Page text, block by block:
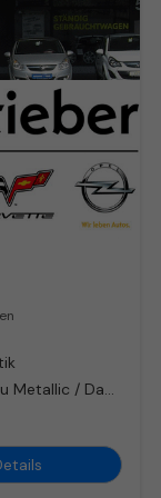
Race Blau Metallic / Dach Schwarz